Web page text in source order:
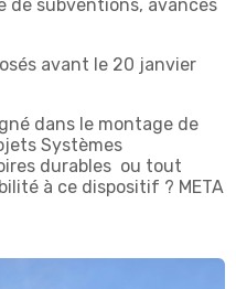
de subventions, avances
avant le 20 janvier
dans le montage de
Systèmes
durables ou tout
à ce dispositif ? META